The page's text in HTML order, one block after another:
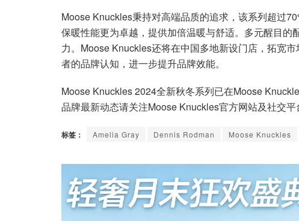
Moose Knuckles秉持对高端品质的追求，该系列超过
保暖性能更为卓越，提供加倍温暖与舒适。多元醒目
力。Moose Knuckles还将在中国多地新设门店，拓宽
者的品牌认知，进一步提升品牌效能。
Moose Knuckles 2024全新秋冬系列已在Moose
品牌最新动态请关注Moose Knuckles官方网站及社交平
标签： Amelia Gray Dennis Rodman Moose Knuckles